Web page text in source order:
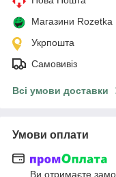
Магазини Rozetka
Укрпошта
Самовивіз
Всі умови доставки
Умови оплати
Ви отримаєте